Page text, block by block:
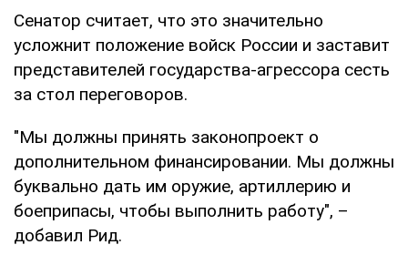
Сенатор считает, что это значительно
усложнит положение войск России и заставит
представителей государства-агрессора сесть
за стол переговоров.
"Мы должны принять законопроект о
дополнительном финансировании. Мы должны
буквально дать им оружие, артиллерию и
боеприпасы, чтобы выполнить работу", –
добавил Рид.